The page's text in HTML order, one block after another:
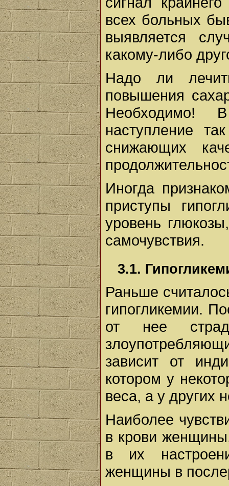
всех больных
выявляется
какому-либо
Надо ли
повышения
Необходимо!
наступление
снижающих
Иногда
приступы
уровень
самочувствия.
3.1.
Раньше
гипогликемии.
от нее
зависит от
котором у
веса, а у других
Наиболее
в крови
в их
женщины в